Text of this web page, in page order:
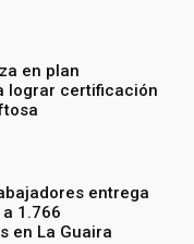
en plan
lograr certificación
entrega
1.766
en La Guaira